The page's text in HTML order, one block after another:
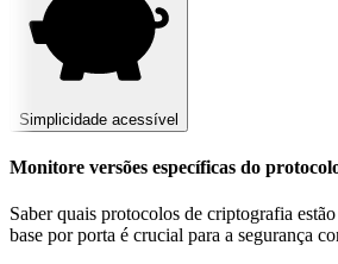
Simplicidade acessível
Monitore versões específicas do
Saber quais protocolos de criptografia
base por porta é crucial para a segurança